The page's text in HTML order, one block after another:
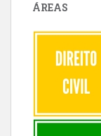
ÁREAS